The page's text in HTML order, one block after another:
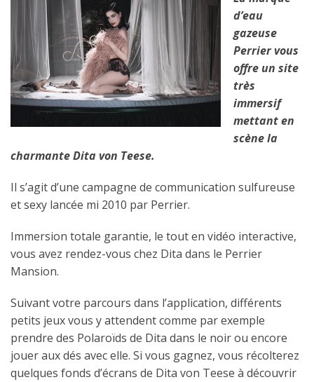
d’eau
gazeuse
Perrier vous
offre un site
très
immersif
mettant en
scène la
charmante Dita von Teese.
Il s’agit d’une campagne de communication sulfureuse
et sexy lancée mi 2010 par Perrier.
Immersion totale garantie, le tout en vidéo interactive,
vous avez rendez-vous chez Dita dans le Perrier
Mansion.
Suivant votre parcours dans l’application, différents
petits jeux vous y attendent comme par exemple
prendre des Polaroïds de Dita dans le noir ou encore
jouer aux dés avec elle. Si vous gagnez, vous récolterez
quelques fonds d’écrans de Dita von Teese à découvrir